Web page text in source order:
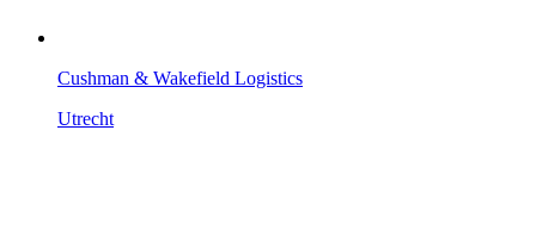
Cushman & Wakefield Logistics
Utrecht